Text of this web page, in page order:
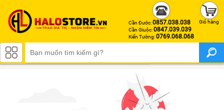
Cần Đước:0857.038.038
Cần Giuộc:0847.039.039
Kiến Tường:0769.068.068
Giỏ hàng